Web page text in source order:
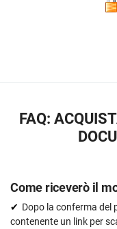
FAQ:
Come riceverò il
Dopo la conferma del
contenente un link per